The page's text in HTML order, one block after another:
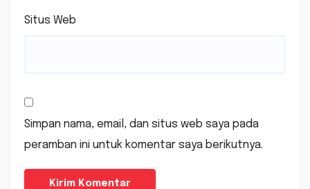
Situs Web
Simpan nama, email, dan situs web saya pada
peramban ini untuk komentar saya berikutnya.